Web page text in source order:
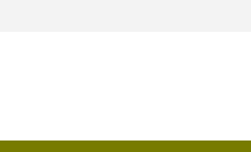
inhoud